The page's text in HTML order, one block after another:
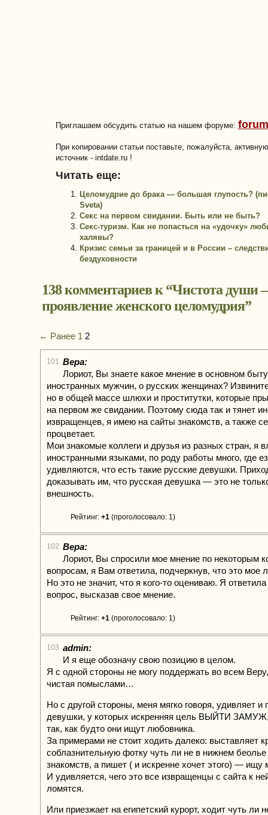
Приглашаем обсудить статью на нашем форуме:
При копировании статьи поставьте, пожалуйста,
источник - intdate.ru !
Читать еще:
Целомудрие до брака — большая глупость?
Sveta)
Секс на первом свидании. Быть или не быть?
Секс-туризм. Как не попасться на «удочку»
халявы?
Кризис семьи за границей и в России –
бездуховности
138 комментариев к “Чистота души
проявление женского целомудрия”
← Ранее 1 2
101 Вера:
Лориот, Вы знаете какое мнение в основном
иностранных мужчин, о русских женщинах?
но в общей массе шлюхи и проститутки, которые
на первом же свидании. Поэтому сюда так и тянет
извращенцев, я имею на сайты знакомств, а также
процветает.
Мои знакомые коллеги и друзья из разных стран, я
иностранными языками, по роду работы много, где
удивляются, что есть такие русские девушки.
доказывать им, что русская девушка — это не
внешность.
Рейтинг: +1 (проголосовало: 1)
102 Вера:
Лориот, Вы спросили мое мнение по некоторым
вопросам, я Вам ответила, подчеркнув, что это мое
Но это не значит, что я кого-то оцениваю. Я
вопрос, высказав свое мнение.
Рейтинг: +1 (проголосовало: 1)
103 admin:
И я еще обозначу свою позицию в целом.
Я с одной стороны не могу поддержать во всем
чистая помыслами…
Но с другой стороны, меня мягко говоря, удивляет и
девушки, у которых искренняя цель ВЫЙТИ
так, как будто они ищут любовника.
За примерами не стоит ходить далеко: выставляет
соблазнительную фотку чуть ли не в нижнем беолье
знакомств, а пишет ( и искренне хочет этого) — ищу
И удивляется, чего это все извращенцы с сайта к
ломятся.
Или приезжает на египетский курорт, ходит чуть ли